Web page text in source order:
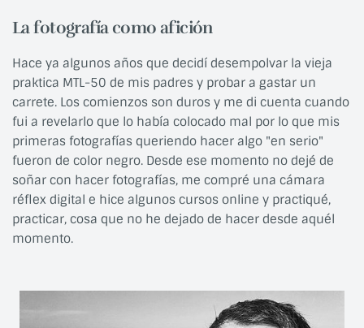
La fotografía como afición
Hace ya algunos años que decidí desempolvar la vieja
praktica MTL-50 de mis padres y probar a gastar un
carrete. Los comienzos son duros y me di cuenta cuando
fui a revelarlo que lo había colocado mal por lo que mis
primeras fotografías queriendo hacer algo "en serio"
fueron de color negro. Desde ese momento no dejé de
soñar con hacer fotografías, me compré una cámara
réflex digital e hice algunos cursos online y practiqué,
practicar, cosa que no he dejado de hacer desde aquél
momento.